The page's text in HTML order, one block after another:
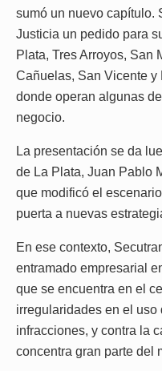
sumó un nuevo capítulo.
Justicia un pedido para
Plata, Tres Arroyos, San
Cañuelas, San Vicente
donde operan algunas
negocio.
La presentación se da
de La Plata, Juan Pablo
que modificó el
puerta a nuevas
En ese contexto,
entramado empresarial
que se encuentra en el
irregularidades en el
infracciones, y contra la
concentra gran parte del